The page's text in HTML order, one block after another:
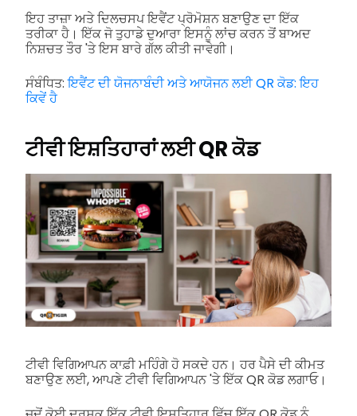
ਇਹ ਤਾਜ਼ਾ ਅਤੇ ਦਿਲਚਸਪ ਇਵੈਂਟ ਪ੍ਰੋਮੋਸ਼ਨ ਬਣਾਉਣ ਦਾ ਇੱਕ
ਤਰੀਕਾ ਹੈ। ਇੱਕ ਜੋ ਤੁਹਾਡੇ ਦੁਆਰਾ ਇਸਨੂੰ ਲਾਂਚ ਕਰਨ ਤੋਂ ਬਾਅਦ
ਨਿਸ਼ਚਤ ਤੌਰ 'ਤੇ ਇਸ ਬਾਰੇ ਗੱਲ ਕੀਤੀ ਜਾਵੇਗੀ।
ਸੰਬੰਧਿਤ:ਇਵੈਂਟ ਦੀ ਯੋਜਨਾਬੰਦੀ ਅਤੇ ਆਯੋਜਨ ਲਈ QR ਕੋਡ: ਇਹ
ਕਿਵੇਂ ਹੈ
ਟੀਵੀ ਇਸ਼ਤਿਹਾਰਾਂ ਲਈ QR ਕੋਡ
ਟੀਵੀ ਵਿਗਿਆਪਨ ਕਾਫ਼ੀ ਮਹਿੰਗੇ ਹੋ ਸਕਦੇ ਹਨ। ਹਰ ਪੈਸੇ ਦੀ ਕੀਮਤ
ਬਣਾਉਣ ਲਈ, ਆਪਣੇ ਟੀਵੀ ਵਿਗਿਆਪਨ 'ਤੇ ਇੱਕ QR ਕੋਡ ਲਗਾਓ।